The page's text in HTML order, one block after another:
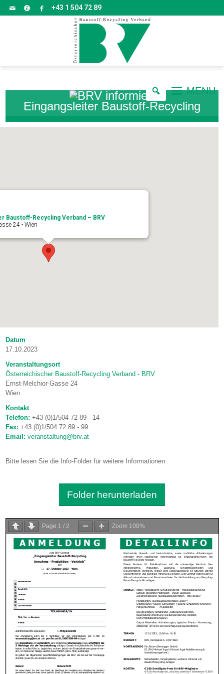
+43 1 504 72 89
MENU
Eingangsleiter Baustoff-Recycling
Baustoff-Recycling Verband – BRV
24 - Wien
Datum
17.10.2023
Veranstaltungsort
Österreichischer Baustoff-Recycling Verband - BRV
Ernst-Melchior-Gasse 24
Wien
Kontakt
Telefon:+43 (0)1/504 72 89 - 14
Fax:+43 (0)1/504 72 89 - 99
Email: veranstaltung@brv.at
Bitte lesen Sie die Info-Folder für weitere Informationen
Folder herunterladen
Page 1 /2 Zoom 100%